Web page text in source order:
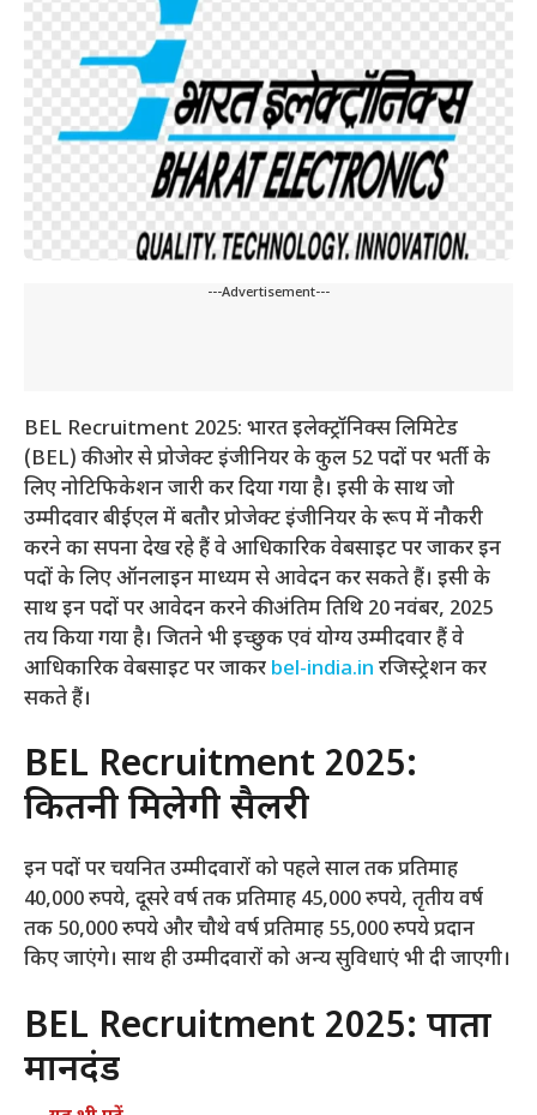
---Advertisement---
BEL Recruitment 2025: भारत इलेक्ट्रॉनिक्स लिमिटेड
(BEL) की ओर से प्रोजेक्ट इंजीनियर के कुल 52 पदों पर भर्ती के
लिए नोटिफिकेशन जारी कर दिया गया है। इसी के साथ जो
उम्मीदवार बीईएल में बतौर प्रोजेक्ट इंजीनियर के रूप में नौकरी
करने का सपना देख रहे हैं वे आधिकारिक वेबसाइट पर जाकर इन
पदों के लिए ऑनलाइन माध्यम से आवेदन कर सकते हैं। इसी के
साथ इन पदों पर आवेदन करने की अंतिम तिथि 20 नवंबर, 2025
तय किया गया है। जितने भी इच्छुक एवं योग्य उम्मीदवार हैं वे
आधिकारिक वेबसाइट पर जाकर bel-india.in रजिस्ट्रेशन कर
सकते हैं।
BEL Recruitment 2025:
कितनी मिलेगी सैलरी
इन पदों पर चयनित उम्मीदवारों को पहले साल तक प्रतिमाह
40,000 रुपये, दूसरे वर्ष तक प्रतिमाह 45,000 रुपये, तृतीय वर्ष
तक 50,000 रुपये और चौथे वर्ष प्रतिमाह 55,000 रुपये प्रदान
किए जाएंगे। साथ ही उम्मीदवारों को अन्य सुविधाएं भी दी जाएगी।
BEL Recruitment 2025: पात्रता
मानदंड